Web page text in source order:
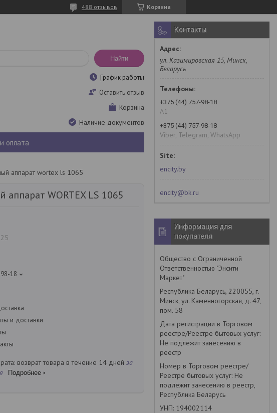
Корзина
488 отзывов
Найти
График работы
Оставить отзыв
Корзина
Наличие документов
оплата
аппарат wortex ls 1065
аппарат WORTEX LS 1065
18
и доставки
возврат товара в течение 14 дней за
Подробнее
Контакты
ул. Казимировская 15, Минск,
Беларусь
+375 (44) 757-98-18
A1
+375 (44) 757-98-18
Viber, Telegram, WhatsApp
encity.by
encity@bk.ru
Информация для
покупателя
Общество с Ограниченной
Ответственностью "Энсити
Маркет"
Республика Беларусь, 220055, г.
Минск, ул. Каменногорская, д. 47,
пом. 58
Дата регистрации в Торговом
реестре/Реестре бытовых услуг:
Не подлежит занесению в
реестр
Номер в Торговом реестре/
Реестре бытовых услуг: Не
подлежит занесению в реестр,
Республика Беларусь
УНП: 194002114